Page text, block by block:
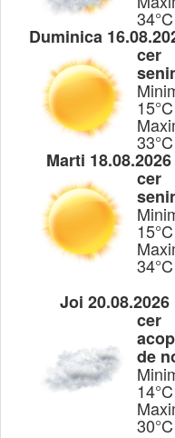
34°C
Duminica
cer
15°C
33°C
Marti 18.08.2026
cer
15°C
34°C
Joi 20.08.2026
cer
de
14°C
30°C